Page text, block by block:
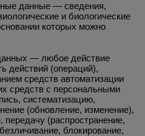
данные — сведения,
и биологические
которых можно
— любое действие
действий (операций),
средств автоматизации
средств с персональными
систематизацию,
(обновление, изменение),
передачу (распространение,
блокирование,